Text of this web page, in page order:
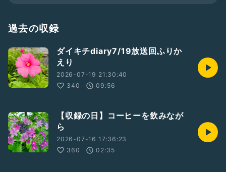
過去の収録
ダイキチdiary7/19放送回ふりか
えり
2026-07-19 21:30:40
340
09:56
【収録の日】コーヒーを飲みなが
ら
2026-07-16 17:36:23
360
02:35